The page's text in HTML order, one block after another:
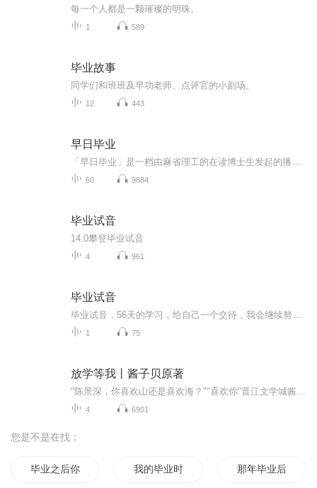
每一个人都是一颗璀璨的明珠。
1 589
毕业故事
同学们和班班及早功老师、点评官的小剧场。
12 443
早日毕业
60 9884
毕业试音
14.0攀登毕业试音
4 961
毕业试音
1 75
放学等我丨酱子贝原著
4 6901
您是不是在找：
毕业之后你不是我的 我的毕业时代 那年毕业后